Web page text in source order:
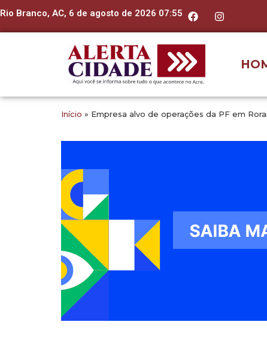
Rio Branco, AC, 6 de agosto de 2026 07:55
Início » Empresa alvo de operações da PF em